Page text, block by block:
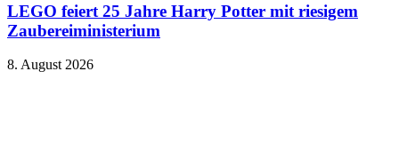
LEGO feiert 25 Jahre Harry Potter mit riesigem
Zaubereiministerium
8. August 2026